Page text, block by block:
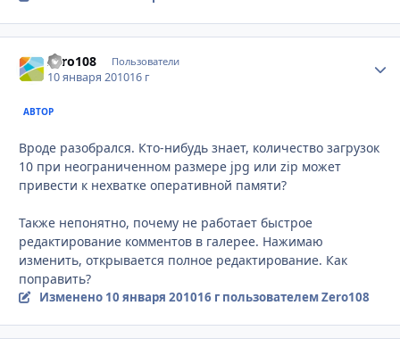
Zero108 Пользователи
10 января 201016 г
АВТОР
Вроде разобрался. Кто-нибудь знает, количество загрузок
10 при неограниченном размере jpg или zip может
привести к нехватке оперативной памяти?
Также непонятно, почему не работает быстрое
редактирование комментов в галерее. Нажимаю
изменить, открывается полное редактирование. Как
поправить?
Изменено 10 января 201016 гпользователем Zero108